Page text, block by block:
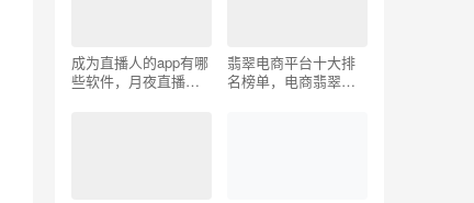
成为直播人的app有哪
些软件，月夜直播高
翡翠电商平台十大排
名榜单，电商翡翠最